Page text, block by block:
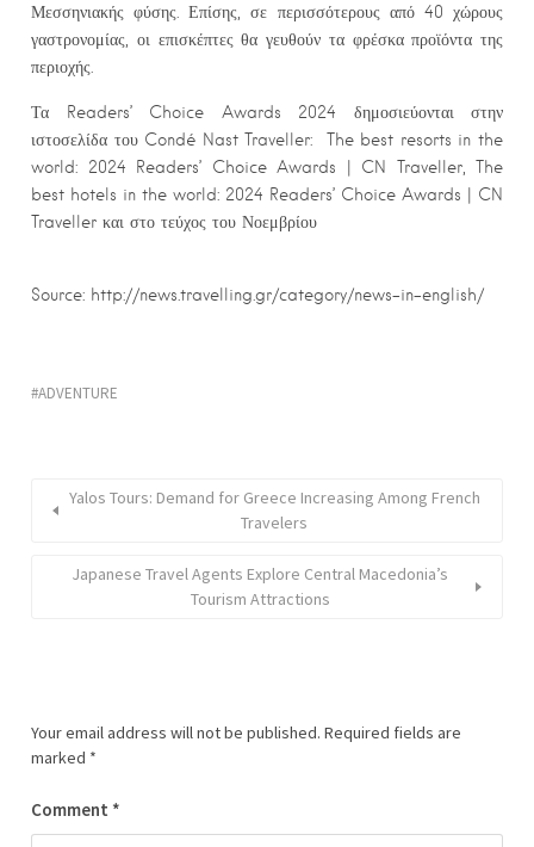
Μεσσηνιακής φύσης. Επίσης, σε περισσότερους από 40 χώρους
γαστρονομίας, οι επισκέπτες θα γευθούν τα φρέσκα προϊόντα της
περιοχής.
Τα Readers’ Choice Awards 2024 δημοσιεύονται στην
ιστοσελίδα του Condé Nast Traveller: The best resorts in the
world: 2024 Readers’ Choice Awards | CN Traveller, The
best hotels in the world: 2024 Readers’ Choice Awards | CN
Traveller και στο τεύχος του Νοεμβρίου
Source: http://news.travelling.gr/category/news-in-english/
ADVENTURE
Yalos Tours: Demand for Greece Increasing Among French
Travelers
Japanese Travel Agents Explore Central Macedonia’s
Tourism Attractions
Your email address will not be published. Required fields are
marked *
Comment *